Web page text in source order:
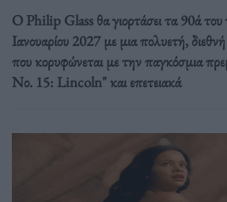
Ο Philip Glass θα γιορτάσει τα 90ά του
Ιανουαρίου 2027 με μια πολυετή,
που κορυφώνεται με την παγκόσμια
Νο. 15: Lincoln" και επετειακά